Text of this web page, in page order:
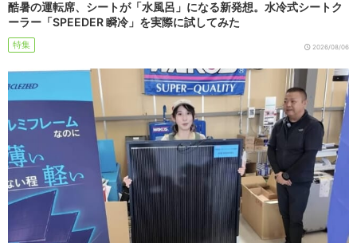
酷暑の運転席、シートが「水風呂」になる新発想。水冷式シートク
ーラー「SPEEDER 瞬冷」を実際に試してみた
特集 2026/08/06